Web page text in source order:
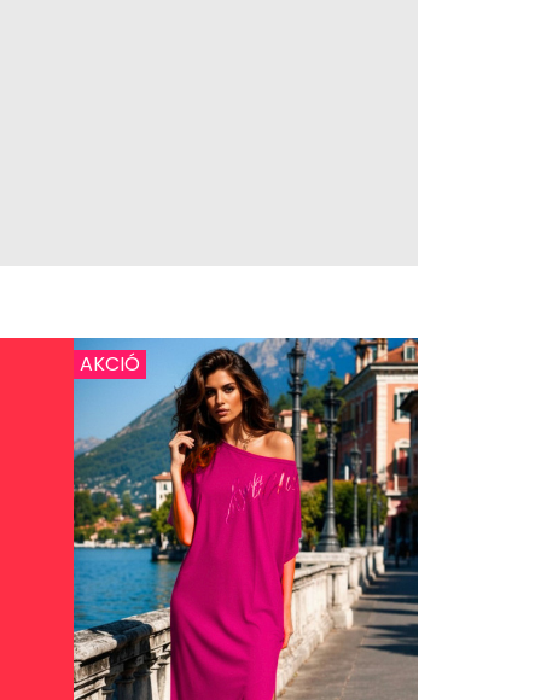
AKCIÓ